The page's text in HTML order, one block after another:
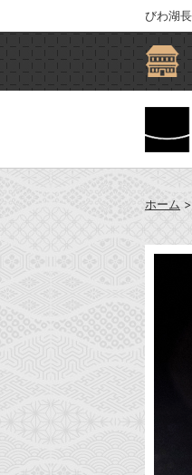
びわ湖
ホーム >